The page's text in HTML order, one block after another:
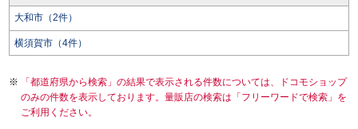
大和市（2件）
横須賀市（4件）
「都道府県から検索」の結果で表示される件数については、ドコモショップ
のみの件数を表示しております。量販店の検索は「フリーワードで検索」を
ご利用ください。